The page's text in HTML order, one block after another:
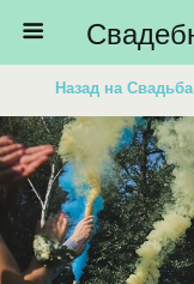
Назад на